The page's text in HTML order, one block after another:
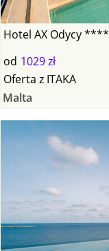
Hotel AX Odycy ****
od 1029 zł
Oferta z ITAKA
Malta